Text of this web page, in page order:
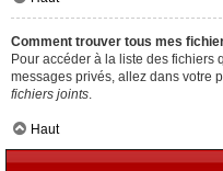
Comment trouver tous mes
Pour accéder à la liste des fichiers
messages privés, allez dans votre
fichiers joints
Haut